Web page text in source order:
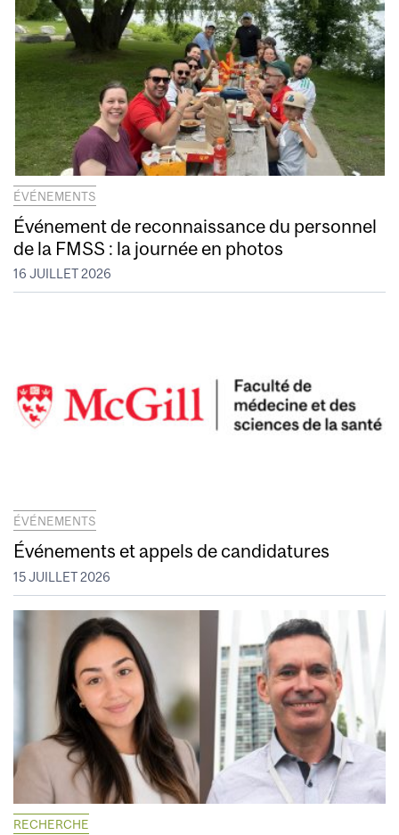
ÉVÉNEMENTS
Événement de reconnaissance du personnel
de la FMSS : la journée en photos
16 JUILLET 2026
ÉVÉNEMENTS
Événements et appels de candidatures
15 JUILLET 2026
RECHERCHE